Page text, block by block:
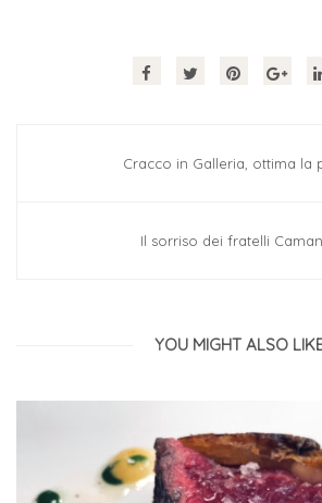
Cracco in Galleria, ottima la
Il sorriso dei fratelli
YOU MIGHT ALSO